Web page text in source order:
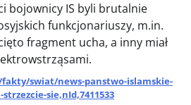
bojownicy IS byli brutalnie
funkcjonariuszy, m.in.
fragment ucha, a inny miał
swiat/news-panstwo-islamskie-
sie,nId,7411533